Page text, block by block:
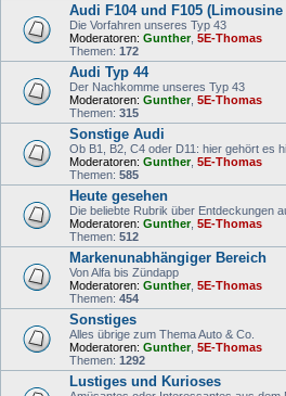
Audi F104 und F105
Die Vorfahren unseres Typ 43
Moderatoren: Gunther, 5E-Thomas
Themen: 172
Audi Typ 44
Der Nachkomme unseres Typ 43
Moderatoren: Gunther, 5E-Thomas
Themen: 315
Sonstige Audi
Ob B1, B2, C4 oder D11: hier gehört es
Moderatoren: Gunther, 5E-Thomas
Themen: 585
Heute gesehen
Die beliebte Rubrik über Entdeckungen
Moderatoren: Gunther, 5E-Thomas
Themen: 512
Markenunabhängiger Bereich
Von Alfa bis Zündapp
Moderatoren: Gunther, 5E-Thomas
Themen: 454
Sonstiges
Alles übrige zum Thema Auto & Co.
Moderatoren: Gunther, 5E-Thomas
Themen: 1292
Lustiges und Kurioses